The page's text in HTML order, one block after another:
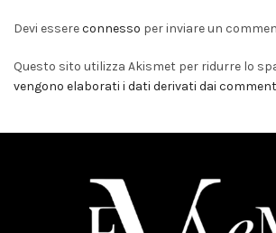
Devi essereconnesso per inviare un
Questo sito utilizza Akismet per ridurre lo
vengono elaborati i dati derivati dai